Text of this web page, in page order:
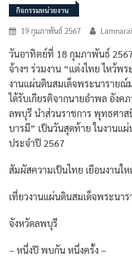
กิจกรรมหน่วยงาน
19 กุมภาพันธ์ 2567
วันอาทิตย์ที่ 18 กุมภาพันธ์
จ้างฯ ร่วมงาน “แต่งไทย ไหว้พ
งานแผ่นดินสมเด็จพระนารายณ์
ได้รับเกียรติจากนายอำพล อังค
ลพบุรี นำส่วนราชการ พุทธศาส
บารมี” เป็นวันสุดท้าย ในงานแ
ประจำปี 2567
สัมผัสความเป็นไทย เยือนงานให
เที่ยวงานแผ่นดินสมเด็จพระนา
จังหวัดลพบุรี
– หนึ่งปี พบกัน หนึ่งครั้ง –